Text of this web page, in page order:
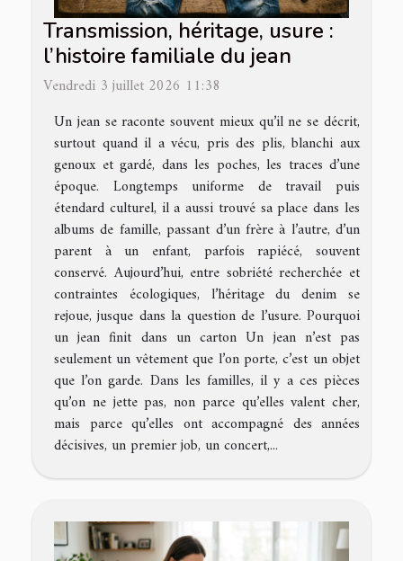
Transmission, héritage, usure :
l’histoire familiale du jean
Vendredi 3 juillet 2026 11:38
Un jean se raconte souvent mieux qu’il ne se décrit,
surtout quand il a vécu, pris des plis, blanchi aux
genoux et gardé, dans les poches, les traces d’une
époque. Longtemps uniforme de travail puis
étendard culturel, il a aussi trouvé sa place dans les
albums de famille, passant d’un frère à l’autre, d’un
parent à un enfant, parfois rapiécé, souvent
conservé. Aujourd’hui, entre sobriété recherchée et
contraintes écologiques, l’héritage du denim se
rejoue, jusque dans la question de l’usure. Pourquoi
un jean finit dans un carton Un jean n’est pas
seulement un vêtement que l’on porte, c’est un objet
que l’on garde. Dans les familles, il y a ces pièces
qu’on ne jette pas, non parce qu’elles valent cher,
mais parce qu’elles ont accompagné des années
décisives, un premier job, un concert,...